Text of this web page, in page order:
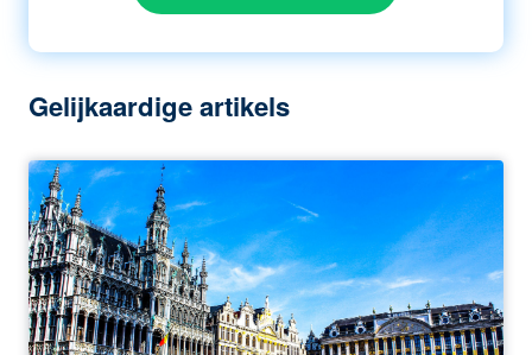
Gelijkaardige artikels